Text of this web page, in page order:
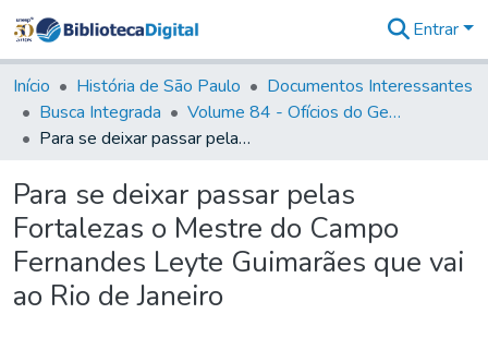
&
Coleções
Tudo na
Biblioteca
Estatísticas
Entrar
Início História de São Paulo
Documentos Interessantes
Busca Integrada
Volume 84 - Ofícios do General Martins Lopes de Saldanha (Governador da Capitania): 1782- 1786
Para se deixar passar pelas Fortalezas o Mestre do Campo Fernandes Leyte Guimarães que vai ao Rio de Janeiro
Para se deixar passar pelas
Fortalezas o Mestre do Campo
Fernandes Leyte Guimarães que vai
ao Rio de Janeiro